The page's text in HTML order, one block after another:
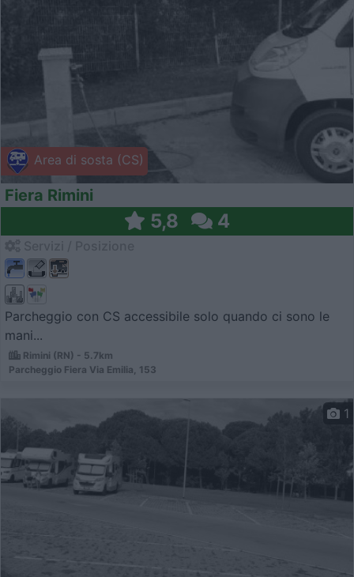
Area di sosta (CS)
Fiera Rimini
5,8 4
Parcheggio con CS accessibile solo quando ci sono le
mani...
Rimini (RN) - 5.7km
Parcheggio Fiera Via Emilia, 153
1